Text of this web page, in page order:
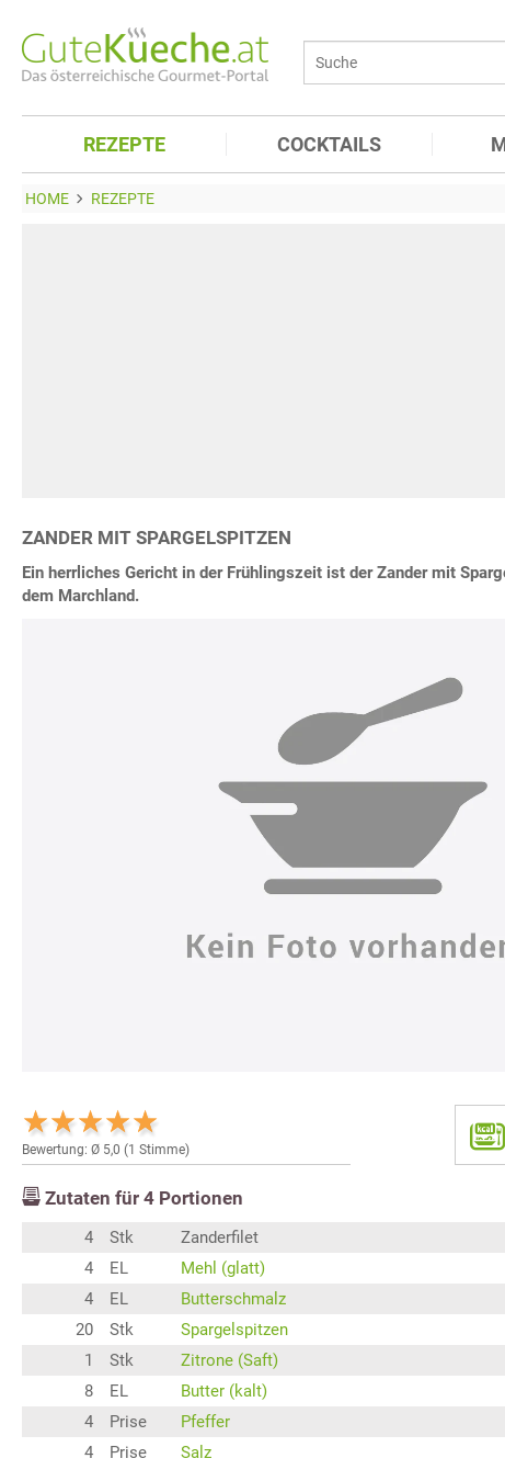
REZEPTE COCKTAILS
HOME REZEPTE
ZANDER MIT SPARGELSPITZEN
Ein herrliches Gericht in der Frühlingszeit ist der Zander mit
dem Marchland.
Bewertung: Ø 5,0 (1 Stimme)
Zutaten für 4 Portionen
4 Stk
Zanderfilet
4
EL
Mehl (glatt)
4
EL
Butterschmalz
20
Stk
Spargelspitzen
1
Stk
Zitrone (Saft)
8
EL
Butter (kalt)
4
Prise
Pfeffer
4
Prise Salz